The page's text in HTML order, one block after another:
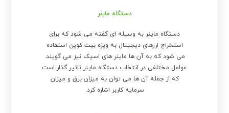
دستگاه ماینر
دستگاه ماینر به وسیله ای گفته می شود که برای
استخراج ارزهای دیجیتال به ویژه بیت کوین استفاده
می شود که به آن ها ماینر های اسیک نیز می گویند.
عوامل مختلفی در انتخاب دستگاه ماینر تاثیر گذار است
که از جمله آن ها می توان به میزان برق و میزان
سرمایه کاربر اشاره کرد.